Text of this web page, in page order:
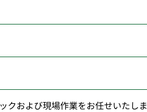
クおよび現場作業をお任せいたしま